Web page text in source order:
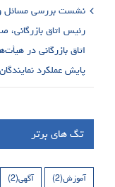
نشست بررسی مسائل و
رئیس اتاق بازرگانی،
اتاق بازرگانی در
پایش عملکرد
تگ های برتر
آموزش(2) آگهی(2)